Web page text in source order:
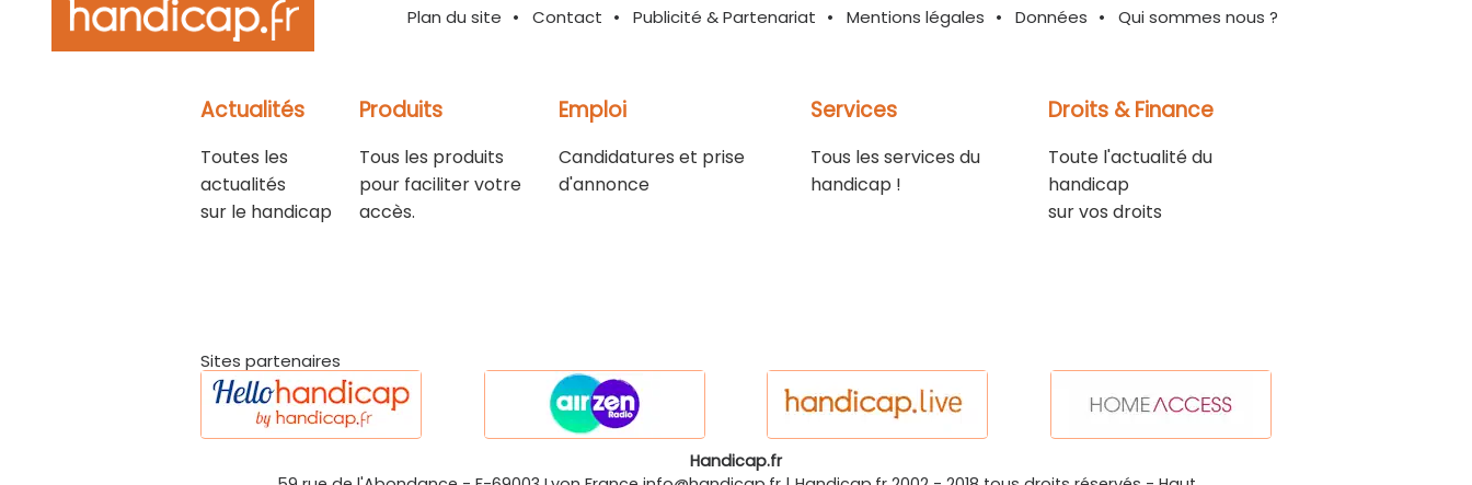
Plan du site Contact Publicité & Partenariat Mentions légales Données Qui sommes nous ?
Actualités
Toutes les
actualités
sur le handicap
Produits
Tous les produits
pour faciliter votre
accès.
Emploi
Candidatures et prise
d'annonce
Services
Tous les services du
handicap !
Droits & Finance
Toute l'actualité du
handicap
sur vos droits
Sites partenaires
Handicap.fr